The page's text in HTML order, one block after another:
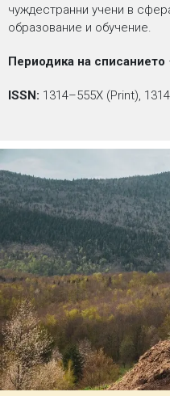
чуждестранни учени в
образование и обучение.
Периодика на списанието
ISSN: 1314–555X (Print),